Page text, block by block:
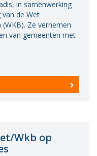
in samenwerking
de Wet
Ze vernemen
van gemeenten met
Wkb op